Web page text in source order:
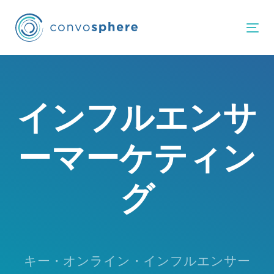
links
primary
navigation
contentインフルエンサ
ーマーケティン
グ
キー・オンライン・インフルエンサー